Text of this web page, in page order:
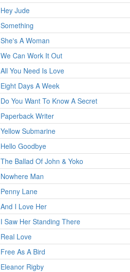
Hey Jude
Something
She's A Woman
We Can Work It Out
All You Need Is Love
Eight Days A Week
Do You Want To Know A Secret
Paperback Writer
Yellow Submarine
Hello Goodbye
The Ballad Of John & Yoko
Nowhere Man
Penny Lane
And I Love Her
I Saw Her Standing There
Real Love
Free As A Bird
Eleanor Rigby